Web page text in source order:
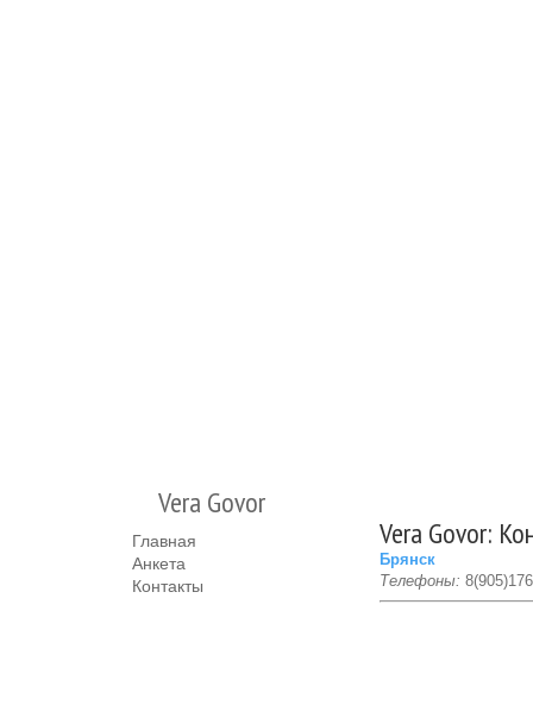
Vera Govor
Главная
Анкета
Контакты
Vera Govor:
Брянск
Телефоны: